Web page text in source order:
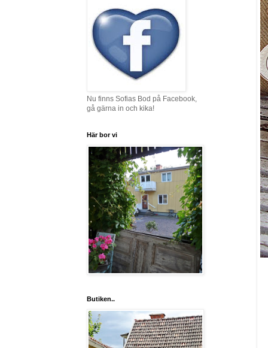
Nu finns Sofias Bod på Facebook,
gå gärna in och kika!
Här bor vi
Butiken..